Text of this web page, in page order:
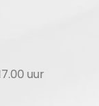
uur